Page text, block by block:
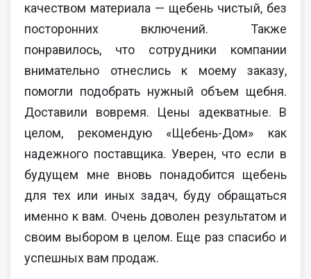
качеством материала — щебень чистый, без
посторонних включений. Также
понравилось, что сотрудники компании
внимательно отнеслись к моему заказу,
помогли подобрать нужный объем щебня.
Доставили вовремя. Цены адекватные. В
целом, рекомендую «Щебень-Дом» как
надежного поставщика. Уверен, что если в
будущем мне вновь понадобится щебень
для тех или иных задач, буду обращаться
именно к вам. Очень доволен результатом и
своим выбором в целом. Еще раз спасибо и
успешных вам продаж.